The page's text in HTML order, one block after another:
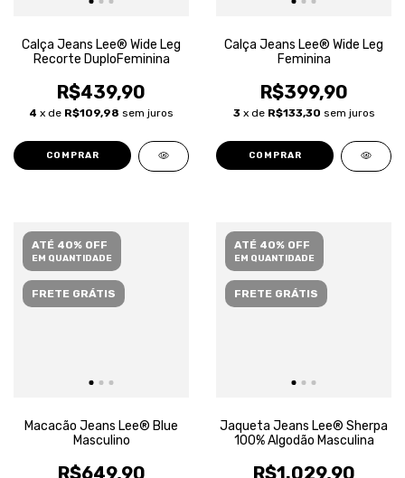
Calça Jeans Lee® Wide Leg
Recorte DuploFeminina
R$439,90
4 x de R$109,98 sem juros
COMPRAR
Calça Jeans Lee® Wide Leg
Feminina
R$399,90
3 x de R$133,30 sem juros
COMPRAR
ATÉ 40% OFF
EM QUANTIDADE
FRETE GRÁTIS
Macacão Jeans Lee® Blue
Masculino
R$649,90
ATÉ 40% OFF
EM QUANTIDADE
FRETE GRÁTIS
Jaqueta Jeans Lee® Sherpa
100% Algodão Masculina
R$1.029,90